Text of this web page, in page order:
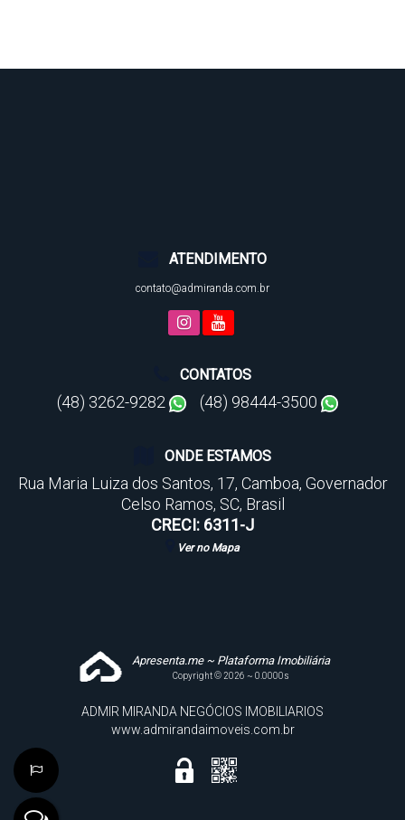
ATENDIMENTO
contato@admiranda.com.br
CONTATOS
(48) 3262-9282 (48) 98444-3500
ONDE ESTAMOS
Rua Maria Luiza dos Santos, 17, Camboa, Governador
Celso Ramos, SC, Brasil
CRECI: 6311-J
Ver no Mapa
Apresenta.me ~ Plataforma Imobiliária
Copyright © 2026 ~ 0.0000s
ADMIR MIRANDA NEGÓCIOS IMOBILIARIOS
www.admirandaimoveis.com.br